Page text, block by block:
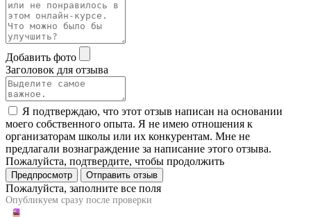
Добавить фото
Заголовок для отзыва
Я подтверждаю, что этот отзыв написан на основании
моего собственного опыта. Я не имею отношения к
организаторам школы или их конкурентам. Мне не
предлагали вознаграждение за написание этого отзыва.
Пожалуйста, подтвердите, чтобы продолжить
Предпросмотр Отправить отзыв
Пожалуйста, заполните все поля
Опубликуем сразу после проверки